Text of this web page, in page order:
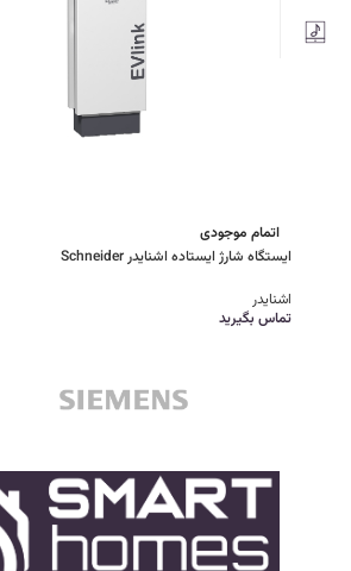
اتمام موجودی
ایستگاه شارژ ایستاده اشنایدر Schneider
اشنایدر
تماس بگیرید